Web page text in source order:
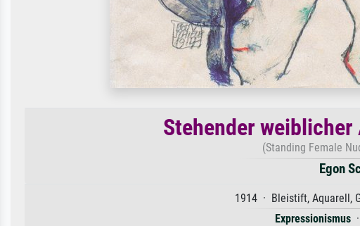
Stehender
(Standing Female
Egon
1914 · Bleistift, Aquarell,
Expressionismus·